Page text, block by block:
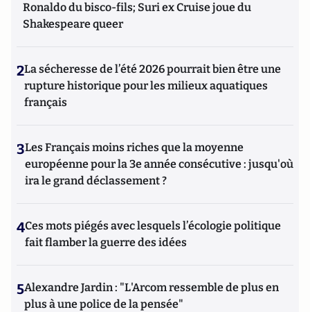
Ronaldo du bisco-fils; Suri ex Cruise joue du
Shakespeare queer
2La sécheresse de l’été 2026 pourrait bien être une
rupture historique pour les milieux aquatiques
français
3Les Français moins riches que la moyenne
européenne pour la 3e année consécutive : jusqu'où
ira le grand déclassement ?
4Ces mots piégés avec lesquels l’écologie politique
fait flamber la guerre des idées
5Alexandre Jardin : "L'Arcom ressemble de plus en
plus à une police de la pensée"